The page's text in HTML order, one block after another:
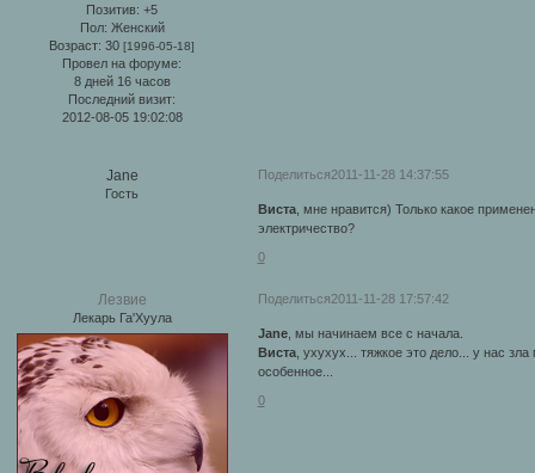
Позитив: +5
Пол: Женский
Возраст: 30[1996-05-18]
Провел на форуме:
8 дней 16 часов
Последний визит:
2012-08-05 19:02:08
Поделиться2011-11-28 14:37:55
Jane
Гость
Виста, мне нравится) Только какое
электричество?
0
Поделиться2011-11-28 17:57:42
Лезвие
Лекарь Га'Хуула
Jane, мы начинаем все с начала.
Виста, ухухух... тяжкое это дело... у нас
особенное...
0